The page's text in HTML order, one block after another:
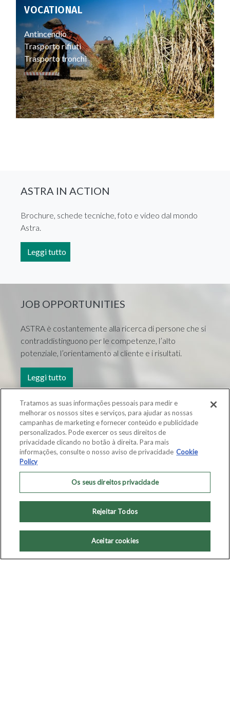
VOCATIONAL
Antincendio
Trasporto rifiuti
Trasporto tronchi
ASTRA IN ACTION
Brochure, schede tecniche, foto e video dal mondo
Astra.
Leggi tutto
JOB OPPORTUNITIES
ASTRA è costantemente alla ricerca di persone che si
contraddistinguono per le competenze, l’alto
potenziale, l’orientamento al cliente e i risultati.
Leggi tutto
MISSIONI
Oil & Gas
Heavy Construction
Vocational
PRODOTTI
HDX
HD9 Rigid
HD9 Tractor
HHD9 Rigid
HHD9 Tractor
Tratamos as suas informações pessoais para medir e
melhorar os nossos sites e serviços, para ajudar as nossas
campanhas de marketing e fornecer conteúdo e publicidade
personalizados. Pode exercer os seus direitos de
privacidade clicando no botão à direita. Para mais
informações, consulte o nosso aviso de privacidade Cookie
Policy
Os seus direitos privacidade
Rejeitar Todos
Aceitar cookies